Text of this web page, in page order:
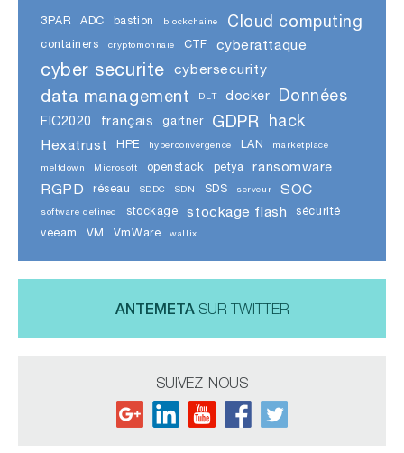
3PAR ADC bastion blockchaine Cloud computing
containers cryptomonnaie CTF cyberattaque
cyber securite cybersecurity
data management DLT docker Données
FIC2020 français gartner GDPR hack
Hexatrust HPE hyperconvergence LAN marketplace
meltdown Microsoft openstack petya ransomware
RGPD réseau SDDC SDN SDS serveur SOC
software defined stockage stockage flash
sécurité
veeam
VM VmWare wallix
ANTEMETASUR TWITTER
SUIVEZ-NOUS